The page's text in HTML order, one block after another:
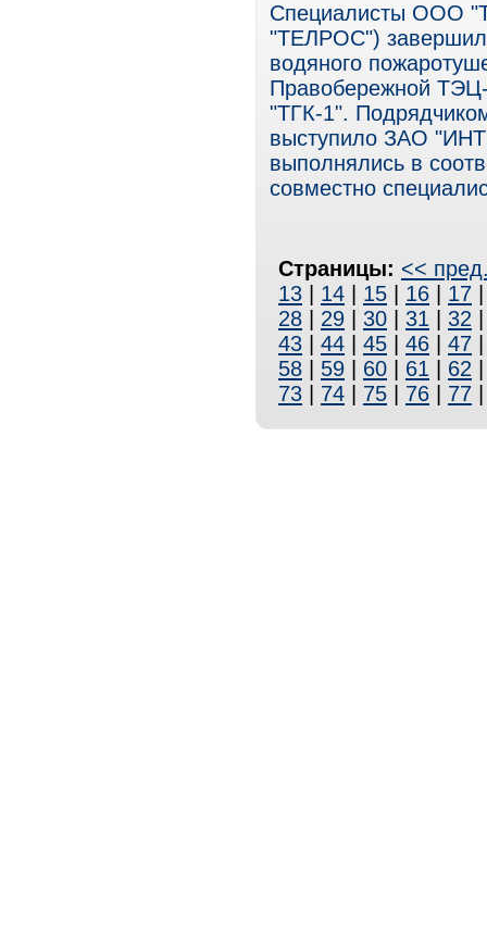
Специалисты ООО
"ТЕЛРОС")
водяного
Правобережной
"ТГК-1".
выступило ЗАО
выполнялись в
совместно
Страницы: <<
13
14 15 16 17
28
29 30 31 32
43
44 45 46 47
58
59 60 61 62
73
74 75 76 77